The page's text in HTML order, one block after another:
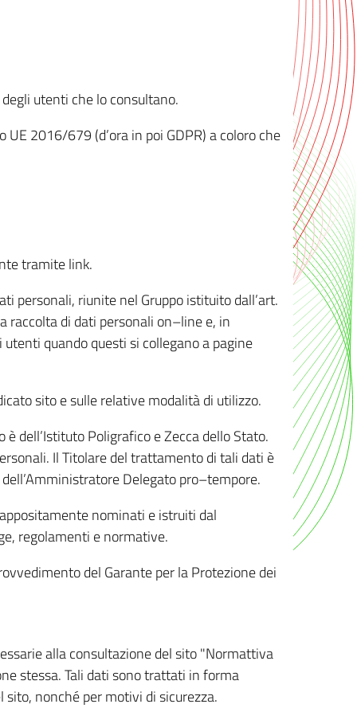
utenti che lo consultano.
2016/679 (d’ora in poi GDPR) a coloro che
tramite link.
personali, riunite nel Gruppo istituito dall’art.
di dati personali on–line e, in
quando questi si collegano a pagine
sito e sulle relative modalità di utilizzo.
dell’Istituto Poligrafico e Zecca dello Stato.
Il Titolare del trattamento di tali dati è
Delegato pro–tempore.
nominati e istruiti dal
regolamenti e normative.
del Garante per la Protezione dei
alla consultazione del sito "Normattiva
stessa. Tali dati sono trattati in forma
nonché per motivi di sicurezza.